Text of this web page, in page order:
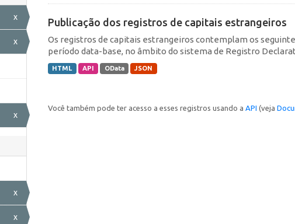
x
x
x
x
x
Publicação dos registros de capitais estrangeiros
Os registros de capitais estrangeiros contemplam os
período data-base, no âmbito do sistema de Registro
HTML API OData JSON
Você também pode ter acesso a esses registros usando a API (veja